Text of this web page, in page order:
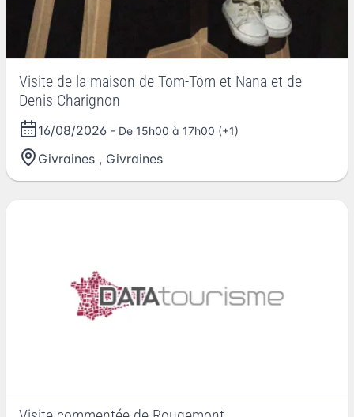
Visite de la maison de Tom-Tom et Nana et de
Denis Charignon
16/08/2026 - De 15h00 à 17h00 (+1)
Givraines , Givraines